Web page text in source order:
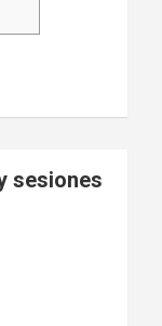
sesiones